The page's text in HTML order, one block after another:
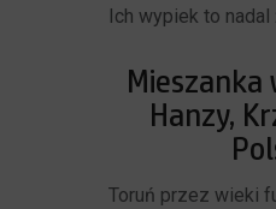
Ich wypiek to
Mieszanka
Hanzy,
Toruń przez wieki